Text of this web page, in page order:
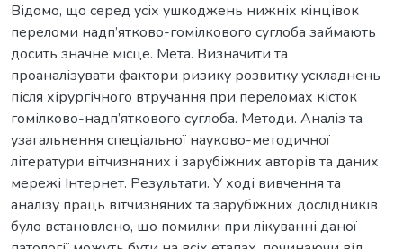
Відомо, що серед усіх ушкоджень нижніх кінцівок
переломи надп’ятково-гомілкового суглоба займають
досить значне місце. Мета. Визначити та
проаналізувати фактори ризику розвитку ускладнень
після хірургічного втручання при переломах кісток
гомілково-надп’яткового суглоба. Методи. Аналіз та
узагальнення спеціальної науково-методичної
літератури вітчизняних і зарубіжних авторів та даних
мережі Інтернет. Результати. У ході вивчення та
аналізу праць вітчизняних та зарубіжних дослідників
було встановлено, що помилки при лікуванні даної